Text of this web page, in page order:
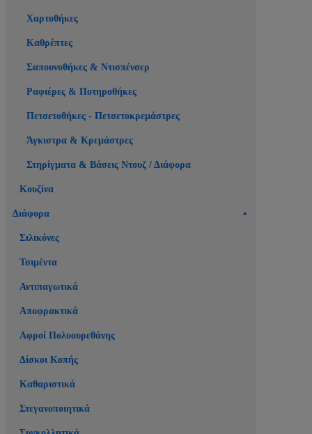
Χαρτοθήκες
Καθρέπτες
Σαπουνοθήκες & Ντισπένσερ
Ραφιέρες & Ποτηροθήκες
Πετσετοθήκες - Πετσετοκρεμάστρες
Άγκιστρα & Κρεμάστρες
Στηρίγματα & Βάσεις Ντουζ / Διάφορα
Κουζίνα
Διάφορα
Σιλικόνες
Τσιμέντα
Αντιπαγωτικά
Αποφρακτικά
Αφροί Πολυουρεθάνης
Δίσκοι Κοπής
Καθαριστικά
Στεγανοποιητικά